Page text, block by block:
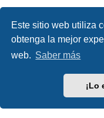
Este sitio web utiliza
obtenga la mejor
web. Saber más
¡Lo